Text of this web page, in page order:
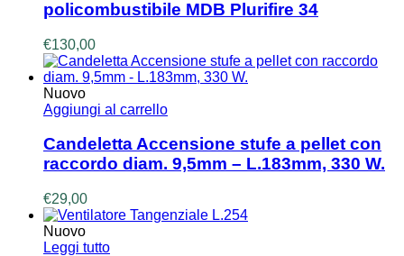
policombustibile MDB Plurifire 34
€130,00
Nuovo
Aggiungi al carrello
Candeletta Accensione stufe a pellet con
raccordo diam. 9,5mm – L.183mm, 330 W.
€29,00
Nuovo
Leggi tutto